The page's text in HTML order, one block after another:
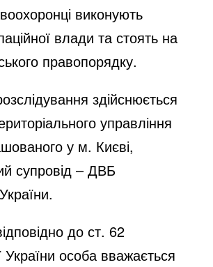
виконують
влади та стоять на
правопорядку.
здійснюється
управління
у м. Києві,
супровід – ДВБ
до ст. 62
України особа вважається